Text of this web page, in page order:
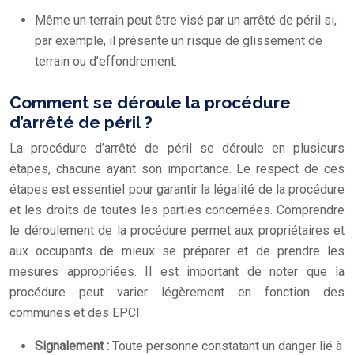
Même un terrain peut être visé par un arrêté de péril si,
par exemple, il présente un risque de glissement de
terrain ou d’effondrement.
Comment se déroule la procédure
d’arrêté de péril ?
La procédure d’arrêté de péril se déroule en plusieurs
étapes, chacune ayant son importance. Le respect de ces
étapes est essentiel pour garantir la légalité de la procédure
et les droits de toutes les parties concernées. Comprendre
le déroulement de la procédure permet aux propriétaires et
aux occupants de mieux se préparer et de prendre les
mesures appropriées. Il est important de noter que la
procédure peut varier légèrement en fonction des
communes et des EPCI.
Signalement : Toute personne constatant un danger lié à